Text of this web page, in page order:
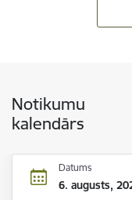
Notikumu
kalendārs
Datums
6. augusts,